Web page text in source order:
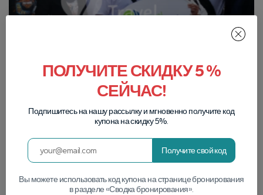
ПОЛУЧИТЕ СКИДКУ 5 %
СЕЙЧАС!
Подпишитесь на нашу рассылку и мгновенно получите код
купона на скидку 5%.
Получите свой код
Вы можете использовать код купона на странице бронирования
в разделе «Сводка бронирования».